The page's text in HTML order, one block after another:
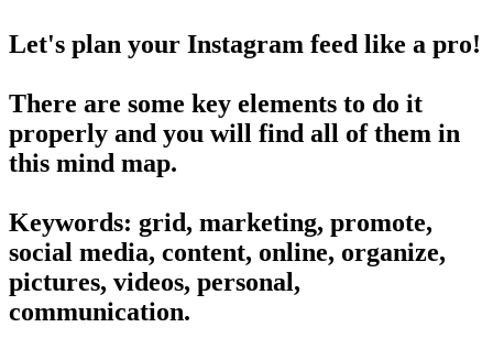
Let's plan your Instagram feed like a pro!
There are some key elements to do it
properly and you will find all of them in
this mind map.
Keywords: grid, marketing, promote,
social media, content, online, organize,
pictures, videos, personal,
communication.